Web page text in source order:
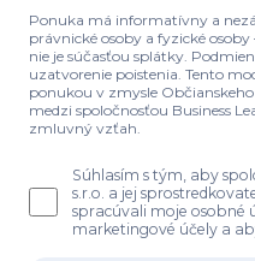
Ponuka má informatívny a
právnické osoby a fyzické
nie je súčasťou splátky.
uzatvorenie poistenia. Tento
ponukou v zmysle
medzi spoločnosťou Business
zmluvný vzťah.
Súhlasím s tým, aby
s.r.o. a jej
spracúvali moje osobné
marketingové účely a